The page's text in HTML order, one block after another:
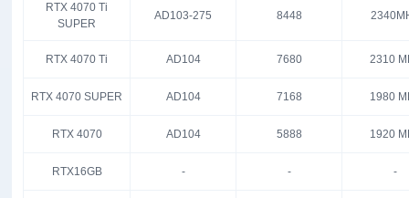
RTX 4070 Ti
SUPER
AD103-275 8448
RTX 4070 Ti AD104 7680 2310
RTX 4070 SUPER AD104 7168 1980
RTX 4070 AD104 5888 1920
RTX16GB - - -